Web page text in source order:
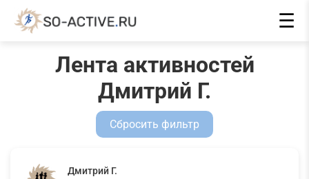
☰
Лента активностей
Дмитрий Г.
Сбросить фильтр
Дмитрий Г.